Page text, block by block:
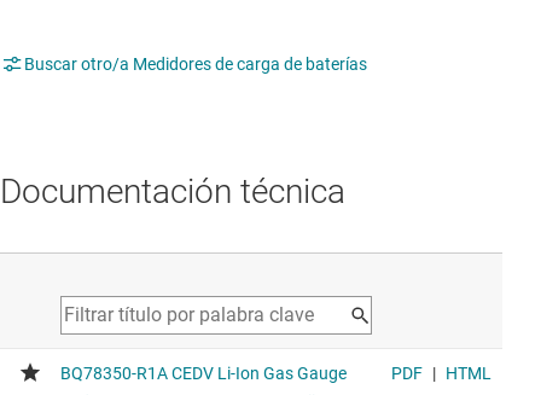
Buscar otro/a Medidores de carga de baterías
Documentación técnica